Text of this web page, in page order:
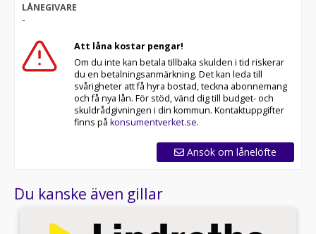
LÅNEGIVARE
-
Att låna kostar pengar!
Om du inte kan betala tillbaka skulden i tid riskerar
du en betalningsanmärkning. Det kan leda till
svårigheter att få hyra bostad, teckna abonnemang
och få nya lån. För stöd, vänd dig till budget- och
skuldrådgivningen i din kommun. Kontaktuppgifter
finns på konsumentverket.se.
Ansök om lånelöfte
Du kanske även gillar